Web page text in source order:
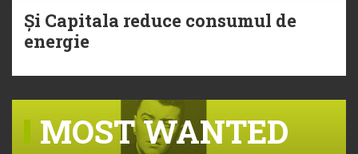
Și Capitala reduce consumul de
energie
MOST WANTED